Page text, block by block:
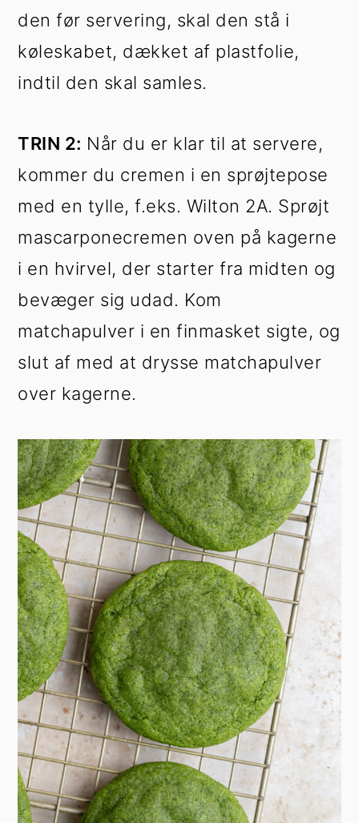
den før servering, skal den stå i
køleskabet, dækket af plastfolie,
indtil den skal samles.
TRIN 2: Når du er klar til at servere,
kommer du cremen i en sprøjtepose
med en tylle, f.eks. Wilton 2A. Sprøjt
mascarponecremen oven på kagerne
i en hvirvel, der starter fra midten og
bevæger sig udad. Kom
matchapulver i en finmasket sigte, og
slut af med at drysse matchapulver
over kagerne.